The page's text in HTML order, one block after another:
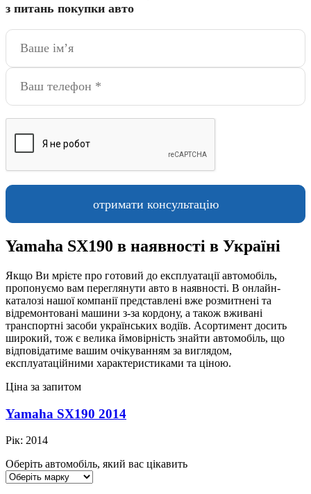
з питань покупки авто
Yamaha SX190 в наявності в Україні
Якщо Ви мрієте про готовий до експлуатації автомобіль,
пропонуємо вам переглянути авто в наявності. В онлайн-
каталозі нашої компанії представлені вже розмитнені та
відремонтовані машини з-за кордону, а також вживані
транспортні засоби українських водіїв. Асортимент досить
широкий, тож є велика ймовірність знайти автомобіль, що
відповідатиме вашим очікуванням за виглядом,
експлуатаційними характеристиками та ціною.
Ціна за запитом
Yamaha SX190 2014
Рік: 2014
Оберіть автомобіль, який вас цікавить